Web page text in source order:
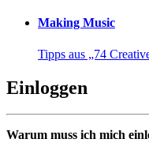
Making Music
Tipps aus „74
Einloggen
Warum muss ich mich